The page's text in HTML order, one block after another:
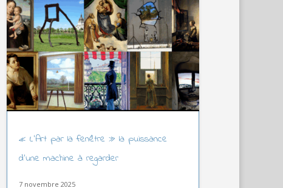
« L’Art par la fenêtre » la puissance
d’une machine à regarder
7 novembre 2025